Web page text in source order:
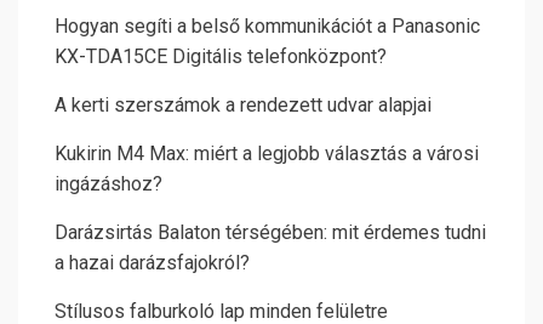
Hogyan segíti a belső kommunikációt a Panasonic
KX-TDA15CE Digitális telefonközpont?
A kerti szerszámok a rendezett udvar alapjai
Kukirin M4 Max: miért a legjobb választás a városi
ingázáshoz?
Darázsirtás Balaton térségében: mit érdemes tudni
a hazai darázsfajokról?
Stílusos falburkoló lap minden felületre